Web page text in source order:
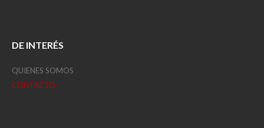
DE INTERÉS
QUIENES SOMOS
CONTACTO